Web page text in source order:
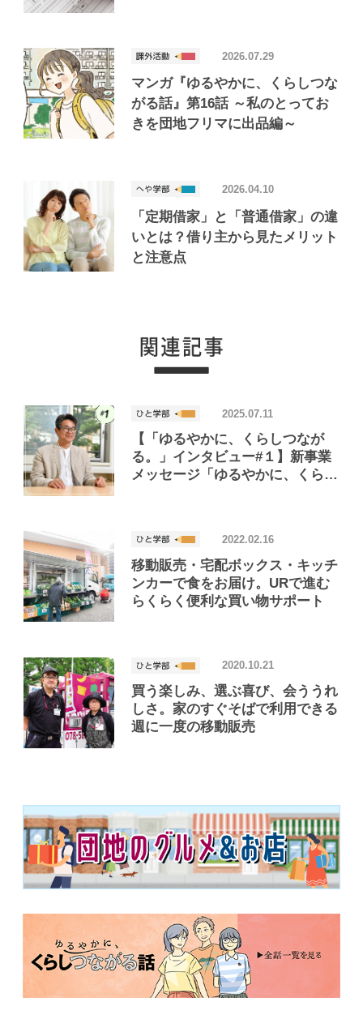
マンガ『ゆるやかに、くらしつな
がる話』第16話 ～私のとってお
きを団地フリマに出品編～
2026.07.29
「定期借家」と「普通借家」の違
いとは？借り主から見たメリット
と注意点
2026.04.10
【「ゆるやかに、くらしつなが
る。」インタビュー#１】新事業
メッセージ「ゆるやかに、くらし
2025.07.11
移動販売・宅配ボックス・キッチ
ンカーで食をお届け。URで進む
らくらく便利な買い物サポート
2022.02.16
買う楽しみ、選ぶ喜び、会ううれ
しさ。家のすぐそばで利用できる
週に一度の移動販売
2020.10.21